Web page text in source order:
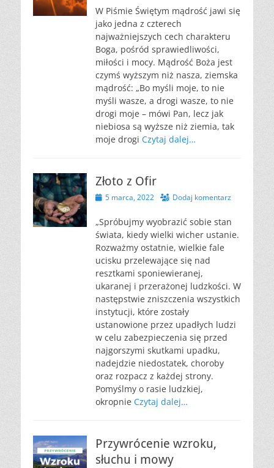
W Piśmie Świętym mądrość jawi się
jako jedna z czterech
najważniejszych cech charakteru
Boga, pośród sprawiedliwości,
miłości i mocy. Mądrość Boża jest
czymś wyższym niż nasza, ziemska
mądrość: „Bo myśli moje, to nie
myśli wasze, a drogi wasze, to nie
drogi moje – mówi Pan, lecz jak
niebiosa są wyższe niż ziemia, tak
moje drogi Czytaj dalej…
Złoto z Ofir
Opublikowano
5 marca, 2022 Dodaj komentarz
„Spróbujmy wyobrazić sobie stan
świata, kiedy wielki wicher ustanie.
Rozważmy ostatnie, wielkie fale
ucisku przelewające się nad
resztkami sponiewieranej,
ukaranej i przerażonej ludzkości. W
następstwie zniszczenia wszystkich
instytucji, które zostały
ustanowione przez upadłych ludzi
w celu zabezpieczenia się przed
najgorszymi skutkami upadku,
nadejdzie niedostatek, choroby
oraz rozpacz z każdej strony.
Pomyślmy o rasie ludzkiej,
okropnie Czytaj dalej…
Przywrócenie wzroku,
słuchu i mowy